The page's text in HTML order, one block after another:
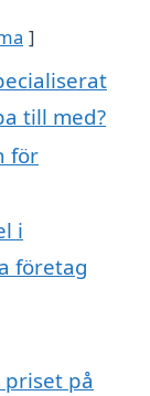
till med?
för
i
företag
på